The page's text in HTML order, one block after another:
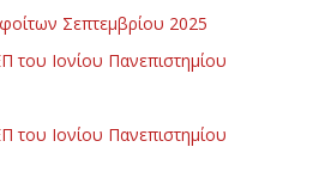
Σεπτεμβρίου 2025
του Ιονίου Πανεπιστημίου
του Ιονίου Πανεπιστημίου